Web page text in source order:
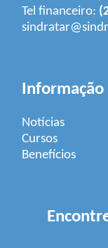
Tel financeiro:
Informação
Notícias
Cursos
Benefícios